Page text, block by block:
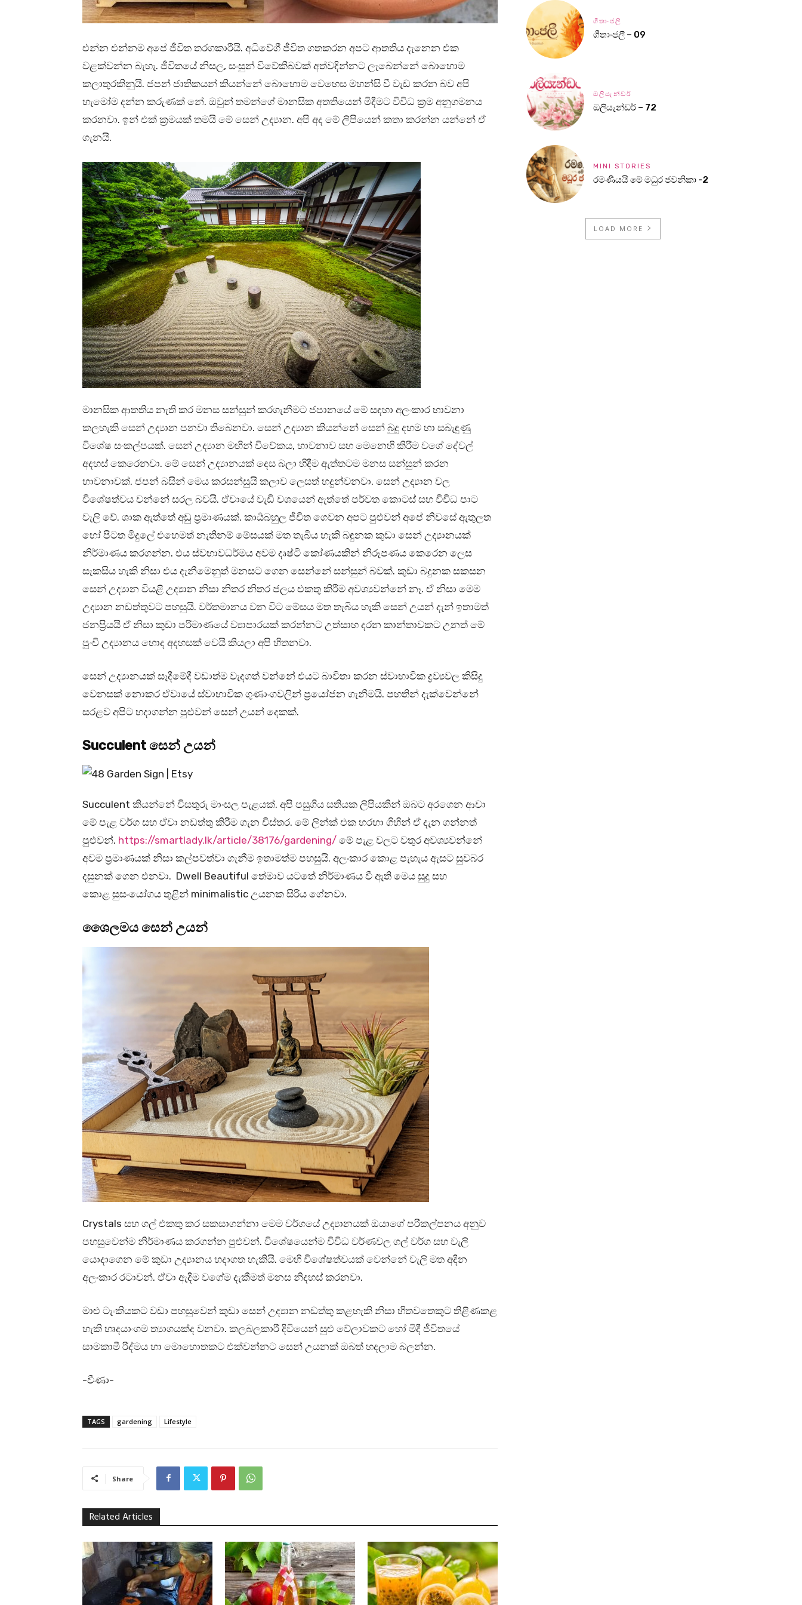
එන්න එන්නම අපේ ජීවිත තරගකාරීයි. අධිවේගී ජීවිත ගතකරන අපට ආතතිය දැනෙන එක
වළක්වන්න බැහැ. ජීවිතයේ නිසල, සංසුන් විවේකීබවක් අත්වඳින්නට ලැබෙන්නේ බොහොම
කලාතුරකිනුයි. ජපන් ජාතිකයන් කියන්නේ බොහොම වෙහෙස මහන්සි වී වැඩ කරන බව අපි
හැමෝම දන්න කරුණක් නේ. ඔවුන් තමන්ගේ මානසික අතතියෙන් මිදීමට විවිධ ක්‍රම අනුගමනය
කරනවා. ඉන් එක් ක්‍රමයක් තමයි මේ සෙන් උද්‍යාන. අපි අද මේ ලිපියෙන් කතා කරන්න යන්නේ ඒ
ගැනයි.
මානසික ආතතිය නැති කර මනස සන්සුන් කරගැනීමට ජපානයේ මේ සඳහා අලංකාර භාවනා
කලහැකි සෙන් උද්‍යාන පනවා තිබෙනවා. සෙන් උද්‍යාන කියන්නේ සෙන් බුදු දහම හා සබැඳුණු
විශේෂ සංකල්පයක්. සෙන් උද්‍යාන මඟින් විවේකය, භාවනාව සහ මෙනෙහි කිරීම වගේ දේවල්
අදහස් කෙරෙනවා. මේ සෙන් උද්‍යානයක් දෙස බලා හිදීම ඇත්තටම මනස සන්සුන් කරන
භාවනාවක්. ජපන් බසින් මෙය කරසන්සුයි කලාව ලෙසත් හදුන්වනවා. සෙන් උද්‍යාන වල
විශේෂත්වය වන්නේ සරල බවයි. ඒවායේ වැඩි වශයෙන් ඇත්තේ පර්වත කොටස් සහ විවිධ පාට
වැලි වේ. ශාක ඇත්තේ අඩු ප්‍රමාණයක්. කාර්‍යබහුල ජීවිත ගෙවන අපට පුළුවන් අපේ නිවසේ ඇතුලත
හෝ පිටත මිදුලේ එහෙමත් නැතිනම් මේසයක් මත තැබිය හැකි බඳුනක කුඩා සෙන් උද්‍යානයක්
නිර්මාණය කරගන්න. එය ස්වභාවධර්මය අවම දෘෂ්ටි කෝණයකින් නිරූපණය කෙරෙන ලෙස
සැකසිය හැකි නිසා එය දැනීමෙනුත් මනසට ගෙන සෙන්නේ සන්සුන් බවක්. කුඩා බදුනක සකසන
සෙන් උද්‍යාන වියළි උද්‍යාන නිසා නිතර නිතර ජලය එකතු කිරීම අවශ්‍යවන්නේ නෑ. ඒ නිසා මෙම
උද්‍යාන නඩත්තුවට පහසුයි. වර්තමානය වන විට මේසය මත තැබිය හැකි සෙන් උයන් දැන් ඉතාමත්
ජනප්‍රියයි ඒ නිසා කුඩා පරිමාණයේ ව්‍යාපාරයක් කරන්නට උත්සාහ දරන කාන්තාවකට උනත් මේ
පුංචි උද්‍යානය හොද අදහසක් වෙයි කියලා අපි හිතනවා.
සෙන් උද්‍යානයක් සෑදීමේදී වඩාත්ම වැදගත් වන්නේ එයට බාවිතා කරන ස්වාභාවික ද්‍රව්‍යවල කිසිදු
වෙනසක් නොකර ඒවායේ ස්වාභාවික ගුණාංගවලින් ප්‍රයෝජන ගැනීමයි. පහතින් දැක්වෙන්නේ
සරළව අපිට හදාගන්න පුළුවන් සෙන් උයන් දෙකක්.
Succulent සෙන් උයන්
Succulent කියන්නේ විසතුරු මාංසල පැළයක්. අපි පසුගිය සතියක ලිපියකින් ඔබට අරගෙන ආවා
මේ පැළ වර්ග සහ ඒවා නඩත්තු කිරීම ගැන විස්තර. මේ ලින්ක් එක හරහා ගිහින් ඒ දැන ගන්නත්
පුළුවන්. https://smartlady.lk/article/38176/gardening/ මේ පැළ වලට වතුර අවශ්‍යවන්නේ
අවම ප්‍රමාණයක් නිසා කල්පවත්වා ගැනීම ඉතාමත්ම පහසුයි. අලංකාර කොළ පැහැය ඇසට සුවබර
දසුනක් ගෙන එනවා. Dwell Beautiful තේමාව යටතේ නිර්මාණය වී ඇති මෙය සුදු සහ
කොළ සුසංයෝගය තුළින් minimalistic උයනක සිරිය ගේනවා.
ශෛලමය සෙන් උයන්
Crystals සහ ගල් එකතු කර සකසාගන්නා මෙම වර්ගයේ උද්‍යානයක් ඔයාගේ පරිකල්පනය අනුව
පහසුවෙන්ම නිර්මාණය කරගන්න පුළුවන්. විශේෂයෙන්ම විවිධ වර්ණවල ගල් වර්ග සහ වැලි
යොදාගෙන මේ කුඩා උද්‍යානය හදාගත හැකියි. මෙහි විශේෂත්වයක් වෙන්නේ වැලි මත අදින
අලංකාර රටාවන්. ඒවා ඇදීම වගේම දැකීමත් මනස නිදහස් කරනවා.
මාළු ටැංකියකට වඩා පහසුවෙන් කුඩා සෙන් උද්‍යාන නඩත්තු කළහැකි නිසා හිතවතෙකුට තිළිණකළ
හැකි හෘදයාංගම ත්‍යාගයක්ද වනවා. කලබලකාරී දිවියෙන් සුළු වේලාවකට හෝ මිදී ජීවිතයේ
සාමකාමී රිද්මය හා මොහොතකට එක්වන්නට සෙන් උයනක් ඔබත් හදලාම බලන්න.
-වීණා-
TAGS gardening Lifestyle
Share
Related Articles
ගීතාංජලී
ගීතාංජලී – 09
ඔලියැන්ඩර්
ඔලියැන්ඩර් – 72
MINI STORIES
රමණීයයි මේ මධුර ජවනිකා -2
LOAD MORE